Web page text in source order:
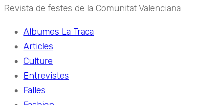
Revista de festes de la Comunitat Valenciana
Albumes La Traca
Articles
Culture
Entrevistes
Falles